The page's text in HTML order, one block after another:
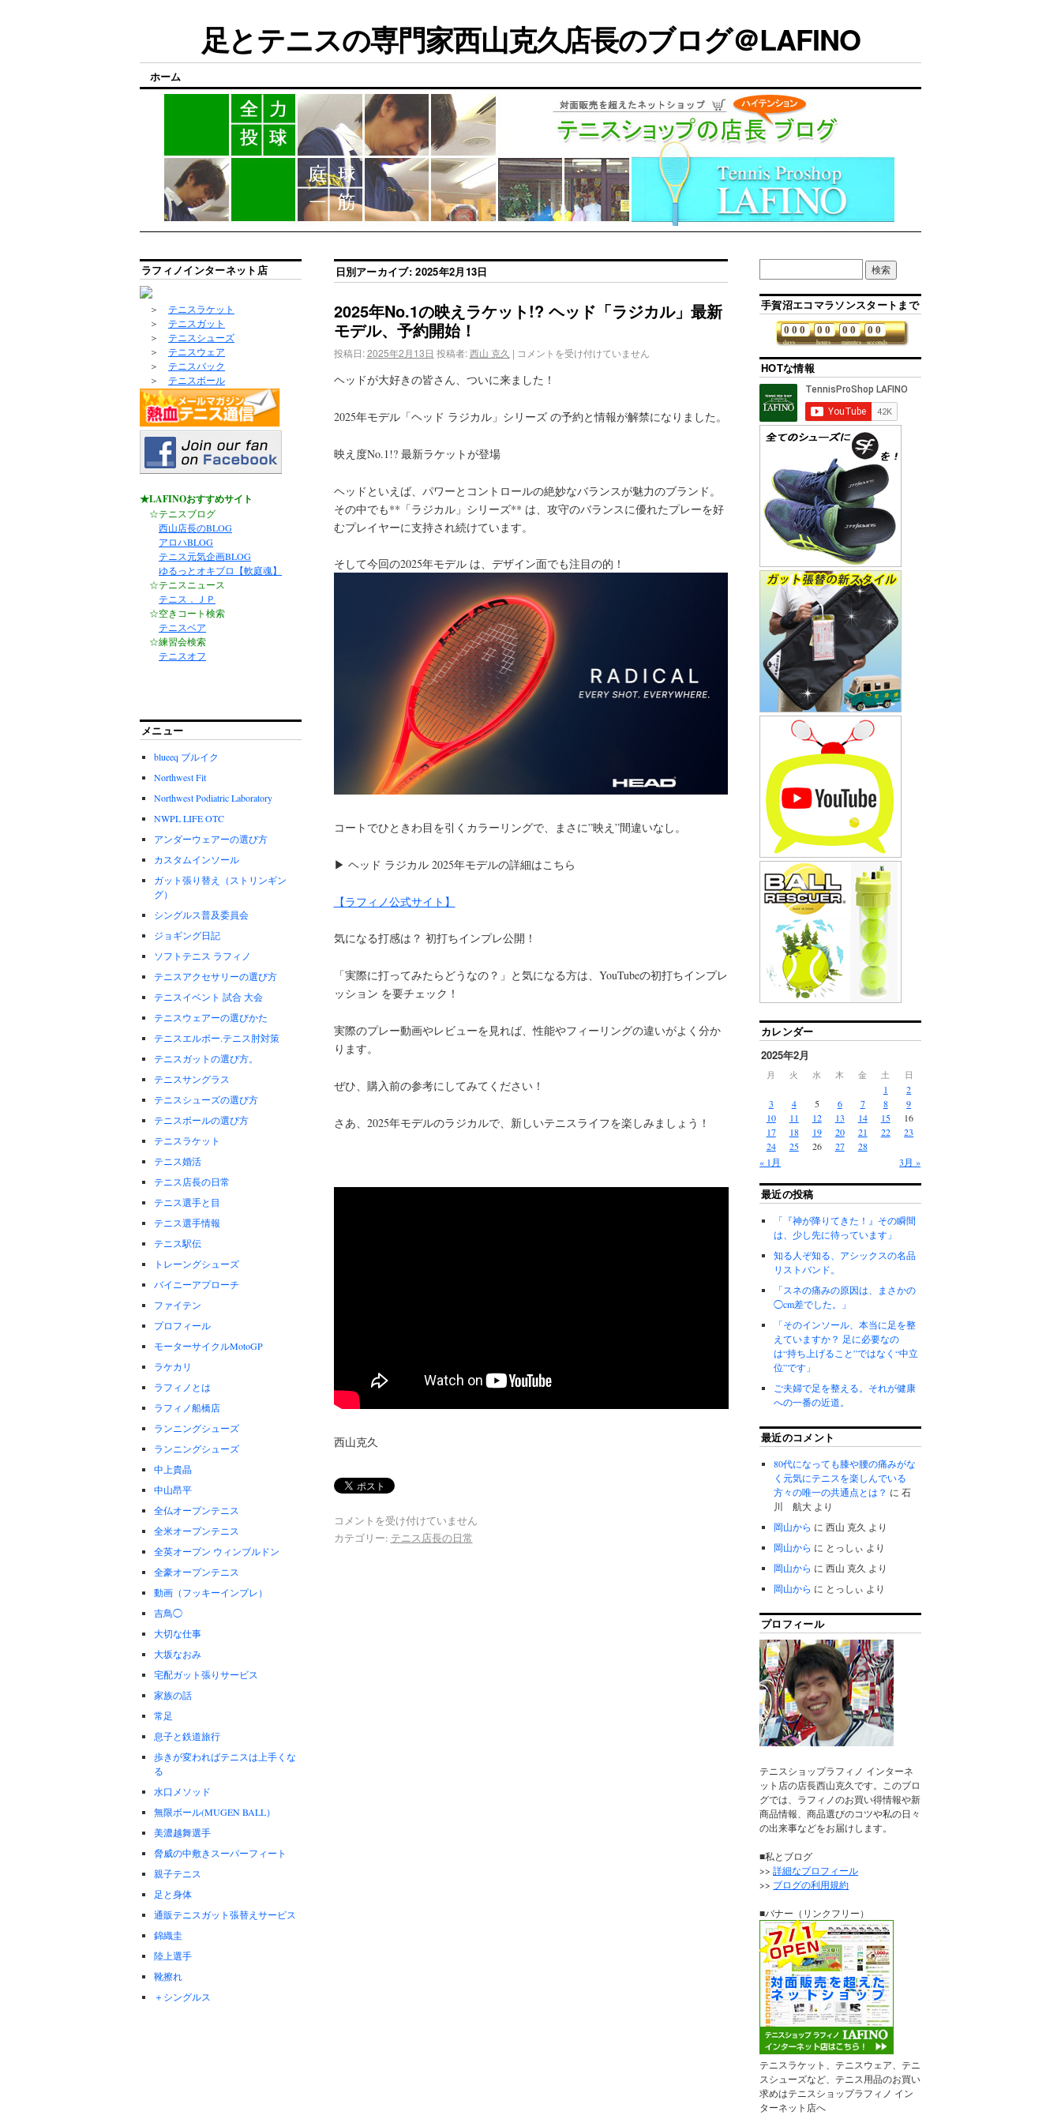
足とテニスの専門家西山克久店長のブログ＠LAFINO
ホーム
日別アーカイブ:2025年2月13日
2025年No.1の映えラケット!? ヘッド「ラジカル」最新
モデル、予約開始！
投稿日: 2025年2月13日 投稿者: 西山 克久 | コメントを受け付けていません
ヘッドが大好きの皆さん、ついに来ました！
2025年モデル「ヘッド ラジカル」シリーズの予約と情報が解禁になりました。
映え度No.1!? 最新ラケットが登場
ヘッドといえば、パワーとコントロールの絶妙なバランスが魅力のブランド。
その中でも**「ラジカル」シリーズ** は、攻守のバランスに優れたプレーを好
むプレイヤーに支持され続けています。
そして今回の2025年モデルは、デザイン面でも注目の的！
コートでひときわ目を引くカラーリングで、まさに”映え”間違いなし。
▶ ヘッド ラジカル 2025年モデルの詳細はこちら
【ラフィノ公式サイト】
気になる打感は？ 初打ちインプレ公開！
「実際に打ってみたらどうなの？」と気になる方は、 YouTubeの初打ちインプレ
ッション を要チェック！
実際のプレー動画やレビューを見れば、性能やフィーリングの違いがよく分か
ります。
ぜひ、購入前の参考にしてみてください！
さあ、2025年モデルのラジカルで、新しいテニスライフを楽しみましょう！
西山克久
コメントを受け付けていません
カテゴリー: テニス店長の日常
ラフィノインターネット店
＞ テニスラケット
＞ テニスガット
＞ テニスシューズ
＞ テニスウェア
＞ テニスバック
＞ テニスボール
★LAFINOおすすめサイト
☆テニスブログ
西山店長のBLOG
アロハBLOG
テニス元気企画BLOG
ゆるっとオキブロ【軟庭魂】
☆テニスニュース
テニス．ＪＰ
☆空きコート検索
テニスベア
☆練習会検索
テニスオフ
メニュー
blueeq ブルイク
Northwest Fit
Northwest Podiatric Laboratory
NWPL LIFE OTC
アンダーウェアーの選び方
カスタムインソール
ガット張り替え（ストリンギン
グ）
シングルス普及委員会
ジョギング日記
ソフトテニス ラフィノ
テニスアクセサリーの選び方
テニスイベント 試合 大会
テニスウェアーの選びかた
テニスエルボー.テニス肘対策
テニスガットの選び方。
テニスサングラス
テニスシューズの選び方
テニスボールの選び方
テニスラケット
テニス婚活
テニス店長の日常
テニス選手と目
テニス選手情報
テニス駅伝
トレーングシューズ
バイニーアプローチ
ファイテン
プロフィール
モーターサイクルMotoGP
ラケカリ
ラフィノとは
ラフィノ船橋店
ランニングシューズ
ランニングシューズ
中上貴晶
中山昂平
全仏オープンテニス
全米オープンテニス
全英オープン ウィンブルドン
全豪オープンテニス
動画（フッキーインプレ）
吉鳥◯
大切な仕事
大坂なおみ
宅配ガット張りサービス
家族の話
常足
息子と鉄道旅行
歩きが変わればテニスは上手くな
る
水口メソッド
無限ボール(MUGEN BALL）
美濃越舞選手
脅威の中敷きスーパーフィート
親子テニス
足と身体
通販テニスガット張替えサービス
錦織圭
陸上選手
靴擦れ
＋シングルス
手賀沼エコマラソンスタートまで
days
0 0 0
hours
0 0
minutes
0 0
seconds
0 0
HOTな情報
カレンダー
2025年2月
月 火 水 木 金 土 日
« 1月 3月 »
1
2
3
4 5 6 7 8
9
10
11 12 13 14 15
16
17
18 19 20 21 22
23
24
25 26 27 28
最近の投稿
「『神が降りてきた！』その瞬間
は、少し先に待っています」
知る人ぞ知る、アシックスの名品
リストバンド。
「スネの痛みの原因は、まさかの
◯cm差でした。」
「そのインソール、本当に足を整
えていますか？ 足に必要なの
は“持ち上げること”ではなく“中立
位”です」
ご夫婦で足を整える。それが健康
への一番の近道。
最近のコメント
80代になっても膝や腰の痛みがな
く元気にテニスを楽しんでいる
方々の唯一の共通点とは？ に石
川 航大 より
岡山から に西山 克久 より
岡山から に とっしぃ より
岡山から に西山 克久 より
岡山から に とっしぃ より
プロフィール
テニスショップラフィノ インターネ
ット店の店長西山克久です。このブロ
グでは、ラフィノのお買い得情報や新
商品情報、商品選びのコツや私の日々
の出来事などをお届けします。
■私とブログ
>>詳細なプロフィール
>> ブログの利用規約
■バナー（リンクフリー）
テニスラケット、テニスウェア、テニ
スシューズなど、テニス用品のお買い
求めはテニスショップラフィノ イン
ターネット店へ